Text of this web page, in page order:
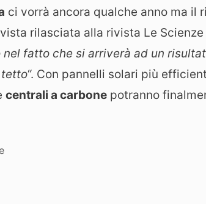
ci vorrà ancora qualche anno ma il
rilasciata alla rivista Le Scienze
nel fatto che si arriverà ad un
“. Con pannelli solari più
centrali a carbone potranno